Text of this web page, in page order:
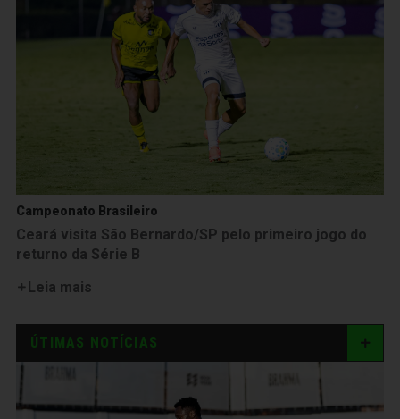
Campeonato Brasileiro
Ceará visita São Bernardo/SP pelo primeiro jogo do
returno da Série B
Leia mais
ÚTIMAS NOTÍCIAS